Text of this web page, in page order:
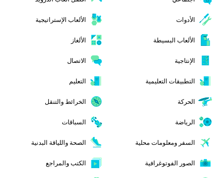
الأدوات الألعاب الإستراتيجية
الألعاب البسيطة الألغاز
الإنتاجية الاتصال
التطبيقات التعليمية التعليم
الحركة الخرائط والتنقل
الرياضة السباقات
السفر ومعلومات محلية الصحة واللياقة البدنية
الصور الفوتوغرافية الكتب والمراجع